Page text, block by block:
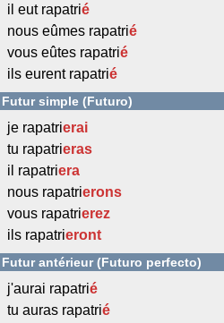
il eut rapatrié
nous eûmes rapatrié
vous eûtes rapatrié
ils eurent rapatrié
Futur simple (Futuro)
je rapatrierai
tu rapatrieras
il rapatriera
nous rapatrierons
vous rapatrierez
ils rapatrieront
Futur antérieur (Futuro perfecto)
j'aurai rapatrié
tu auras rapatrié